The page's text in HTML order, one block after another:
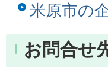
米原市の
お問合せ